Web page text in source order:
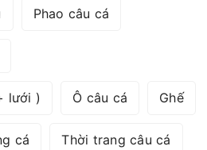
Phao câu cá
lưới ) Ô câu cá Ghế
cá Thời trang câu cá